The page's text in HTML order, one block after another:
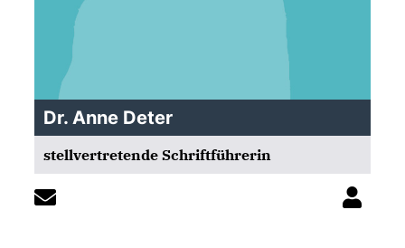
Dr. Anne Deter
stellvertretende Schriftführerin